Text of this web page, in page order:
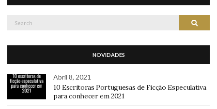
Search
Search
NOVIDADES
Abril 8, 2021
10 Escritoras Portuguesas de Ficção Especulativa
para conhecer em 2021